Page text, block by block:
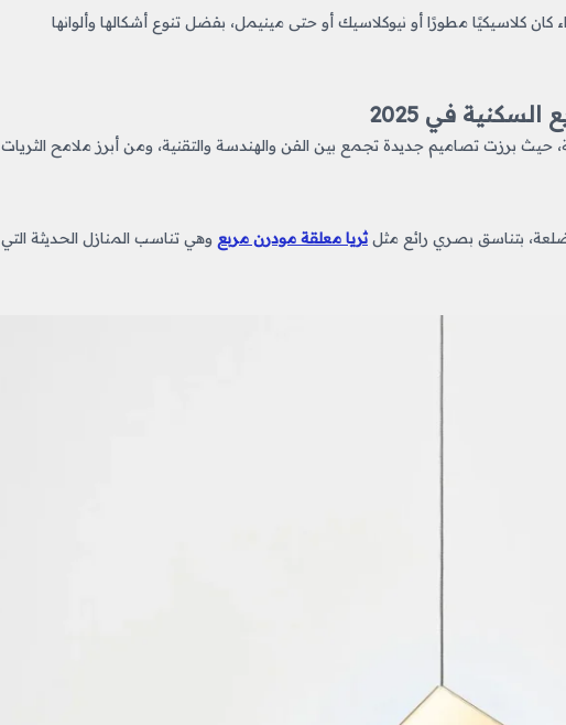
كان كلاسيكيًا مطورًا أو نيوكلاسيك أو حتى مينيمل، بفضل تنوع أشكالها وألوانها
في 2025
حيث برزت تصاميم جديدة تجمع بين الفن والهندسة والتقنية، ومن أبرز ملامح الثريات
بتناسق بصري رائع مثل ثريا معلقة مودرن مربع وهي تناسب المنازل الحديثة التي